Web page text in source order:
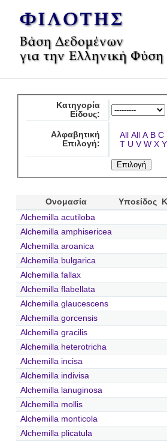
Κατηγορία
Είδους:
Αλφαβητική
Επιλογή:
All All A B C
T U V W X Y
Ονομασία Υποείδος
Alchemilla acutiloba
Alchemilla amphisericea
Alchemilla aroanica
Alchemilla bulgarica
Alchemilla fallax
Alchemilla flabellata
Alchemilla glaucescens
Alchemilla gorcensis
Alchemilla gracilis
Alchemilla heterotricha
Alchemilla incisa
Alchemilla indivisa
Alchemilla lanuginosa
Alchemilla mollis
Alchemilla monticola
Alchemilla plicatula